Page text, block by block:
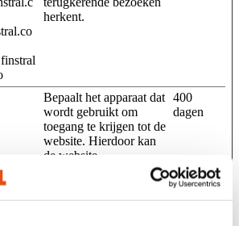
herkent.
Bepaalt het apparaat dat
wordt gebruikt om
toegang te krijgen tot de
website. Hierdoor kan
de website
overeenkomstig worden
400
dagen